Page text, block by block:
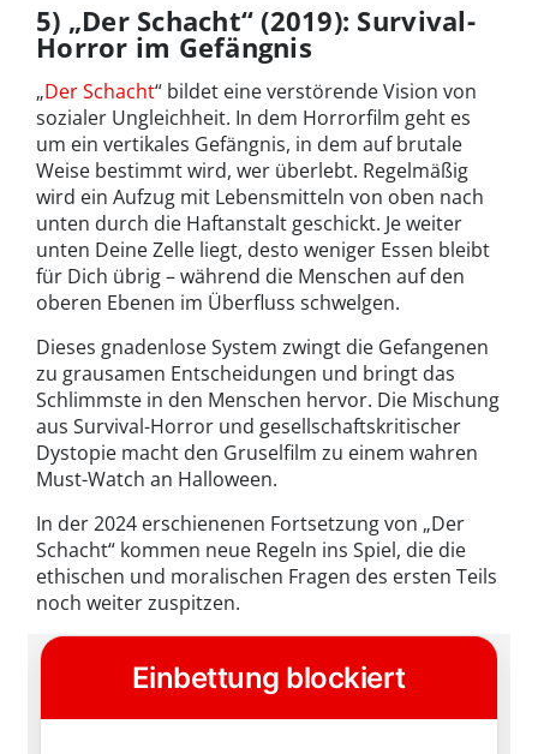
5) „Der Schacht“ (2019): Survival-
Horror im Gefängnis
„Der Schacht“ bildet eine verstörende Vision von
sozialer Ungleichheit. In dem Horrorfilm geht es
um ein vertikales Gefängnis, in dem auf brutale
Weise bestimmt wird, wer überlebt. Regelmäßig
wird ein Aufzug mit Lebensmitteln von oben nach
unten durch die Haftanstalt geschickt. Je weiter
unten Deine Zelle liegt, desto weniger Essen bleibt
für Dich übrig – während die Menschen auf den
oberen Ebenen im Überfluss schwelgen.
Dieses gnadenlose System zwingt die Gefangenen
zu grausamen Entscheidungen und bringt das
Schlimmste in den Menschen hervor. Die Mischung
aus Survival-Horror und gesellschaftskritischer
Dystopie macht den Gruselfilm zu einem wahren
Must-Watch an Halloween.
In der 2024 erschienenen Fortsetzung von „Der
Schacht“ kommen neue Regeln ins Spiel, die die
ethischen und moralischen Fragen des ersten Teils
noch weiter zuspitzen.